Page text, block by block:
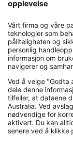
Contact
Payment and
Flere
Norge